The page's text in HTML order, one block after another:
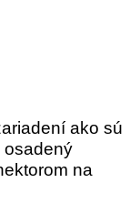
ako sú
osadený
na